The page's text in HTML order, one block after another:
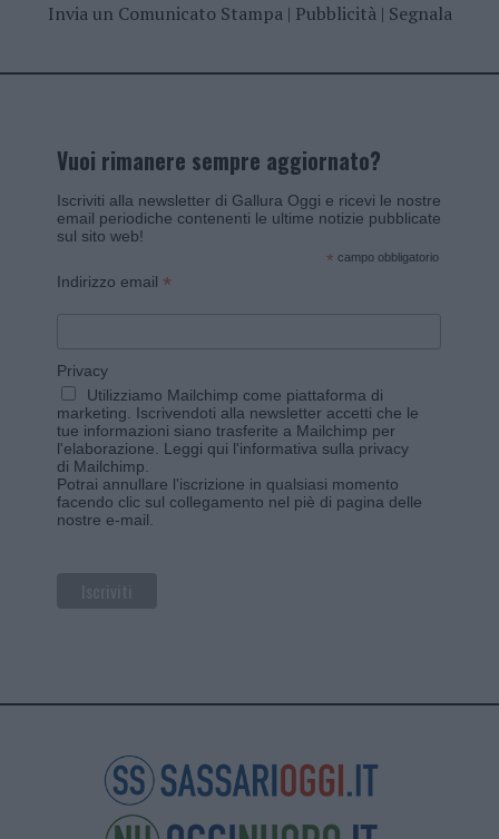
Invia un Comunicato Stampa| Pubblicità| Segnala
Vuoi rimanere sempre aggiornato?
Iscriviti alla newsletter di Gallura Oggi e ricevi le nostre
email periodiche contenenti le ultime notizie pubblicate
sul sito web!
* campo obbligatorio
Indirizzo email *
Privacy
Utilizziamo Mailchimp come piattaforma di
marketing. Iscrivendoti alla newsletter accetti che le
tue informazioni siano trasferite a Mailchimp per
l'elaborazione. Leggi qui l'informativa sulla privacy
di Mailchimp
Potrai annullare l'iscrizione in qualsiasi momento
facendo clic sul collegamento nel piè di pagina delle
nostre e-mail.